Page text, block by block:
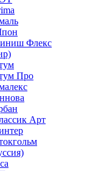
Флекс
Про
Арт